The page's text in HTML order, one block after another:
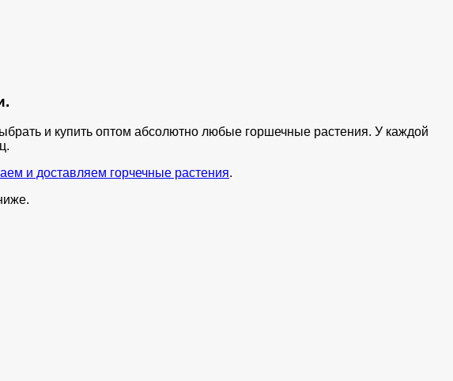
и купить оптом абсолютно любые горшечные растения. У каждой
и доставляем горчечные растения.